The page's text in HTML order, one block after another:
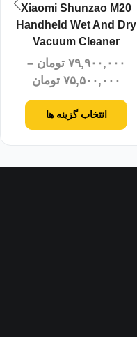
Xiaomi Shunzao M20
Handheld Wet And Dry
Vacuum Cleaner
۷۹,۹۰۰,۰۰۰ تومان –
۷۵,۵۰۰,۰۰۰ تومان
انتخاب گزینه ها